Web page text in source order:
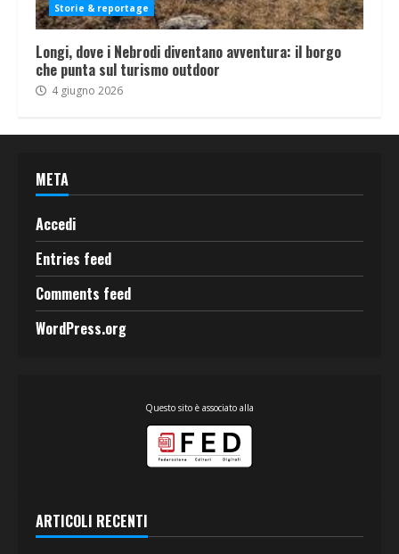
Storie & reportage
Longi, dove i Nebrodi diventano avventura: il borgo
che punta sul turismo outdoor
4 giugno 2026
META
Accedi
Entries feed
Comments feed
WordPress.org
Questo sito è associato alla
ARTICOLI RECENTI